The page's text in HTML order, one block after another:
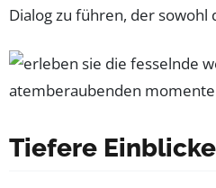
Dialog zu führen, der
Tiefere